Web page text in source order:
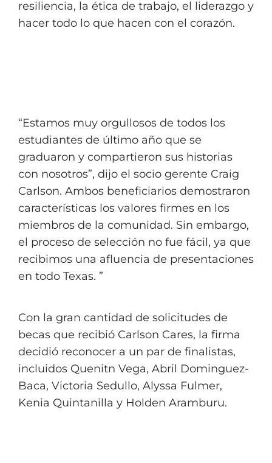
resiliencia, la ética de trabajo, el liderazgo y
hacer todo lo que hacen con el corazón.
“Estamos muy orgullosos de todos los
estudiantes de último año que se
graduaron y compartieron sus historias
con nosotros”, dijo el socio gerente Craig
Carlson. Ambos beneficiarios demostraron
características los valores firmes en los
miembros de la comunidad. Sin embargo,
el proceso de selección no fue fácil, ya que
recibimos una afluencia de presentaciones
en todo Texas. ”
Con la gran cantidad de solicitudes de
becas que recibió Carlson Cares, la firma
decidió reconocer a un par de finalistas,
incluidos Quenitn Vega, Abril Dominguez-
Baca, Victoria Sedullo, Alyssa Fulmer,
Kenia Quintanilla y Holden Aramburu.